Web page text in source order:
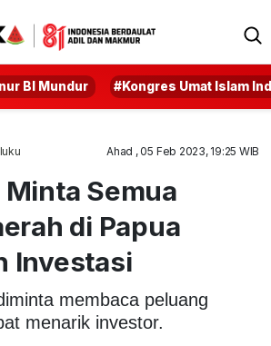
BI Mundur #Kongres Umat Islam
Ahad , 05 Feb 2023, 19:25 WIB
Semua
di Papua
Investasi
membaca peluang
menarik investor.